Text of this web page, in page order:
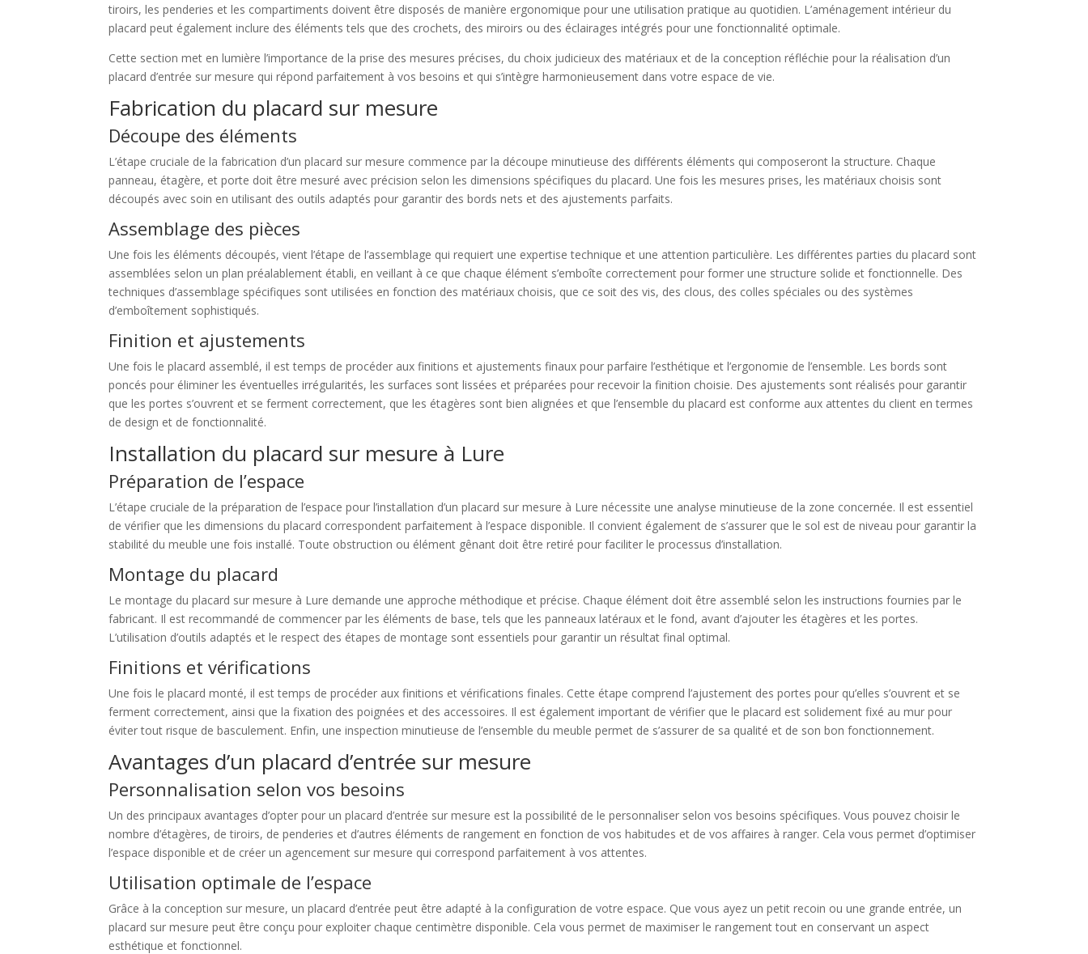
tiroirs, les penderies et les compartiments doivent être disposés de manière ergonomique pour une utilisation pratique au quotidien. L’aménagement intérieur du
placard peut également inclure des éléments tels que des crochets, des miroirs ou des éclairages intégrés pour une fonctionnalité optimale.
Cette section met en lumière l’importance de la prise des mesures précises, du choix judicieux des matériaux et de la conception réfléchie pour la réalisation d’un
placard d’entrée sur mesure qui répond parfaitement à vos besoins et qui s’intègre harmonieusement dans votre espace de vie.
Fabrication du placard sur mesure
Découpe des éléments
L’étape cruciale de la fabrication d’un placard sur mesure commence par la découpe minutieuse des différents éléments qui composeront la structure. Chaque
panneau, étagère, et porte doit être mesuré avec précision selon les dimensions spécifiques du placard. Une fois les mesures prises, les matériaux choisis sont
découpés avec soin en utilisant des outils adaptés pour garantir des bords nets et des ajustements parfaits.
Assemblage des pièces
Une fois les éléments découpés, vient l’étape de l’assemblage qui requiert une expertise technique et une attention particulière. Les différentes parties du placard sont
assemblées selon un plan préalablement établi, en veillant à ce que chaque élément s’emboîte correctement pour former une structure solide et fonctionnelle. Des
techniques d’assemblage spécifiques sont utilisées en fonction des matériaux choisis, que ce soit des vis, des clous, des colles spéciales ou des systèmes
d’emboîtement sophistiqués.
Finition et ajustements
Une fois le placard assemblé, il est temps de procéder aux finitions et ajustements finaux pour parfaire l’esthétique et l’ergonomie de l’ensemble. Les bords sont
poncés pour éliminer les éventuelles irrégularités, les surfaces sont lissées et préparées pour recevoir la finition choisie. Des ajustements sont réalisés pour garantir
que les portes s’ouvrent et se ferment correctement, que les étagères sont bien alignées et que l’ensemble du placard est conforme aux attentes du client en termes
de design et de fonctionnalité.
Installation du placard sur mesure à Lure
Préparation de l’espace
L’étape cruciale de la préparation de l’espace pour l’installation d’un placard sur mesure à Lure nécessite une analyse minutieuse de la zone concernée. Il est essentiel
de vérifier que les dimensions du placard correspondent parfaitement à l’espace disponible. Il convient également de s’assurer que le sol est de niveau pour garantir la
stabilité du meuble une fois installé. Toute obstruction ou élément gênant doit être retiré pour faciliter le processus d’installation.
Montage du placard
Le montage du placard sur mesure à Lure demande une approche méthodique et précise. Chaque élément doit être assemblé selon les instructions fournies par le
fabricant. Il est recommandé de commencer par les éléments de base, tels que les panneaux latéraux et le fond, avant d’ajouter les étagères et les portes.
L’utilisation d’outils adaptés et le respect des étapes de montage sont essentiels pour garantir un résultat final optimal.
Finitions et vérifications
Une fois le placard monté, il est temps de procéder aux finitions et vérifications finales. Cette étape comprend l’ajustement des portes pour qu’elles s’ouvrent et se
ferment correctement, ainsi que la fixation des poignées et des accessoires. Il est également important de vérifier que le placard est solidement fixé au mur pour
éviter tout risque de basculement. Enfin, une inspection minutieuse de l’ensemble du meuble permet de s’assurer de sa qualité et de son bon fonctionnement.
Avantages d’un placard d’entrée sur mesure
Personnalisation selon vos besoins
Un des principaux avantages d’opter pour un placard d’entrée sur mesure est la possibilité de le personnaliser selon vos besoins spécifiques. Vous pouvez choisir le
nombre d’étagères, de tiroirs, de penderies et d’autres éléments de rangement en fonction de vos habitudes et de vos affaires à ranger. Cela vous permet d’optimiser
l’espace disponible et de créer un agencement sur mesure qui correspond parfaitement à vos attentes.
Utilisation optimale de l’espace
Grâce à la conception sur mesure, un placard d’entrée peut être adapté à la configuration de votre espace. Que vous ayez un petit recoin ou une grande entrée, un
placard sur mesure peut être conçu pour exploiter chaque centimètre disponible. Cela vous permet de maximiser le rangement tout en conservant un aspect
esthétique et fonctionnel.